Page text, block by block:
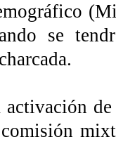
se
activación